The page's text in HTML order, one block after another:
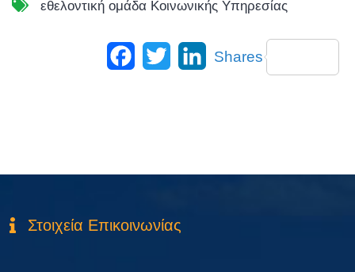
εθελοντική ομάδα Κοινωνικής Υπηρεσίας
Facebook
Twitter LinkedIn
Shares
Στοιχεία Επικοινωνίας